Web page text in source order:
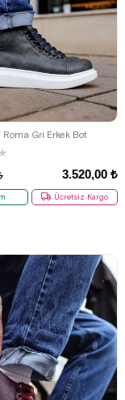
Gri Erkek Bot
★
3.520,00 ₺
Ücretsiz Kargo
38 39 40 41
42
44 45 46